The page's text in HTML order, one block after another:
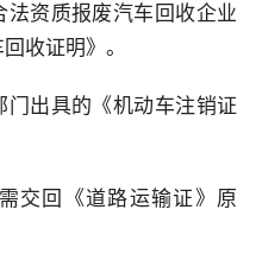
资质报废汽车回收企业
收证明》。
出具的《机动车注销证
交回《道路运输证》原